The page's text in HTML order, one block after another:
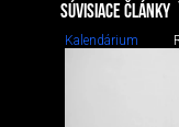
SÚVISIACE ČLÁNKY
Kalendárium